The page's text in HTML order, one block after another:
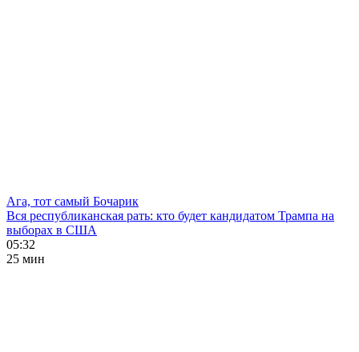
Ага, тот самый Бочарик
Вся республиканская рать: кто будет кандидатом Трампа на
выборах в США
05:32
25 мин